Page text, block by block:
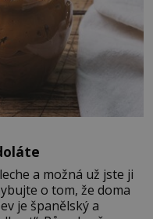
a možná už jste ji
o tom, že doma
je španělský a